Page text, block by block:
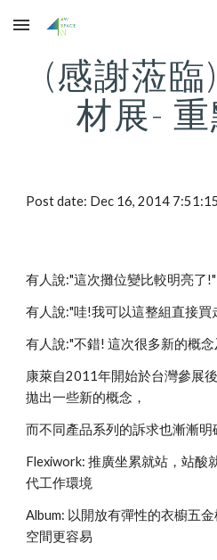
Skip to main content
(感謝蒞
材展-
Post date: Dec 16, 2014
有人說:"這次攤位變比較明亮了!"
有人說:"哇!我可以這整組直接買
有人說:"不錯! 這次很多新的概
康萊自2011年開始於台灣參展
拋出一些新的概念，
而不同產品系列的訴求也漸漸明
Flexiwork: 推廣坐累就站，站酸
代工作環境
Album: 以開放有彈性的衣櫥五
空間更容易